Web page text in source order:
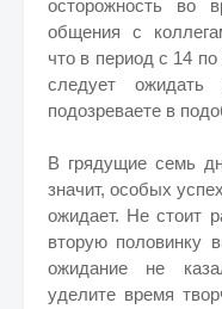
осторожность во
общения с
что в период с 14
следует
подозреваете в
В грядущие семь
значит, особых
ожидает. Не стоит
вторую половинку
ожидание не
уделите время